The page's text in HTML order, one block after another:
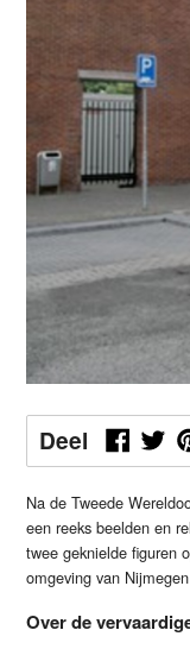
Deel
Na de Tweede
een reeks beelden en
twee geknielde figuren
omgeving van
Over de